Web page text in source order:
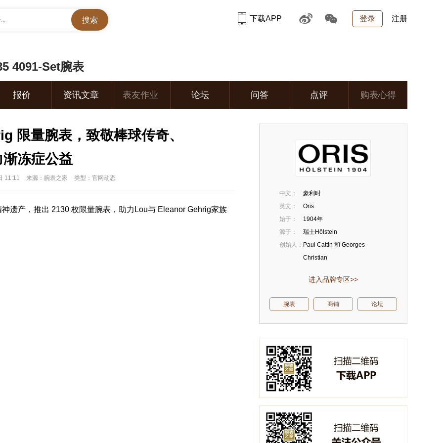
登录 注册
下载APP
4091-Set腕表
报价 资讯文章 表友作业 论坛 问答 点评 购表心得
限量腕表，致敬棒球传奇、
渐冻症公益
11:11 来源：腕表之家 类型：官网动态
遗产，推出 2130 枚限量腕表 ，助力Lou与 Eleanor Gehrig家族
中文：
豪利时
英文：
Oris
始于：
1904年
源于：
瑞士Hölstein
创始人： Paul Cattin 和 Georges
Christian
进入品牌专区>>
腕表 商铺 论坛